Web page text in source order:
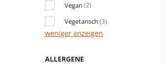
Vegan (2)
Vegetarisch (3)
weniger anzeigen
ALLERGENE